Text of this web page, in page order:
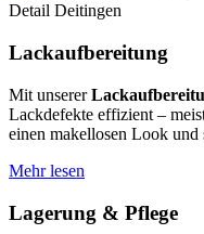
Lackaufbereitung
Mit unserer
Lackdefekte effizient –
einen makellosen Look
Mehr lesen
Lagerung & Pflege